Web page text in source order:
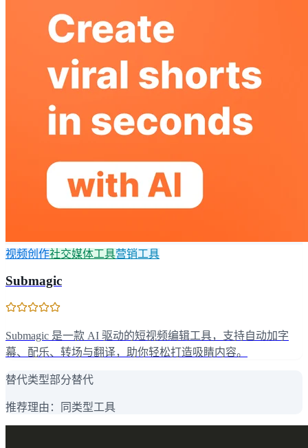
视频创作社交媒体工具营销工具
Submagic
Submagic 是一款 AI 驱动的短视频编辑工具，支持自动加字
幕、配乐、转场与翻译，助你轻松打造吸睛内容。
替代类型部分替代
推荐理由： 同类型工具